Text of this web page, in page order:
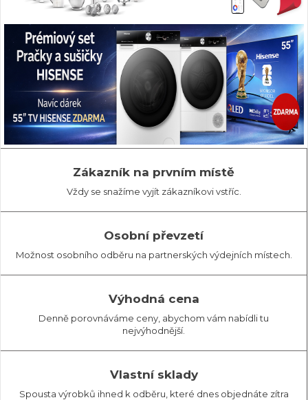
Zákazník na prvním místě
Vždy se snažíme vyjít zákazníkovi vstříc.
Osobní převzetí
Možnost osobního odběru na partnerských výdejních místech.
Výhodná cena
Denně porovnáváme ceny, abychom vám nabídli tu
nejvýhodnější.
Vlastní sklady
Spousta výrobků ihned k odběru, které dnes objednáte zítra